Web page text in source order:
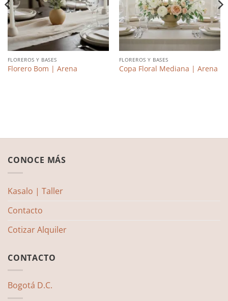
FLOREROS Y BASES
Florero Bom | Arena
FLOREROS Y BASES
Copa Floral Mediana | Arena
CONOCE MÁS
Kasalo | Taller
Contacto
Cotizar Alquiler
CONTACTO
Bogotá D.C.